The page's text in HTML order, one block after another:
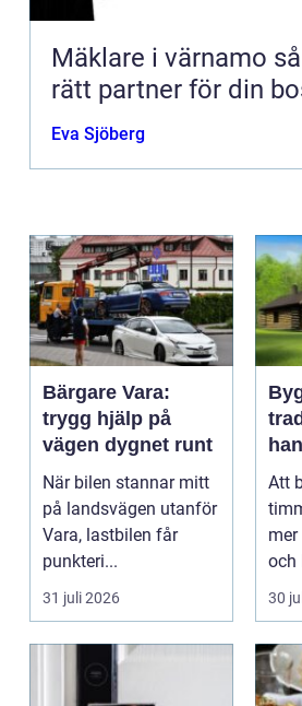
Mäklare i värnamo så hittar du
rätt partner för din
Eva Sjöberg
Bärgare Vara:
trygg hjälp på
vägen dygnet runt
När bilen stannar mitt
på landsvägen utanför
Vara, lastbilen får
punkteri...
31 juli 2026
Att
och
30